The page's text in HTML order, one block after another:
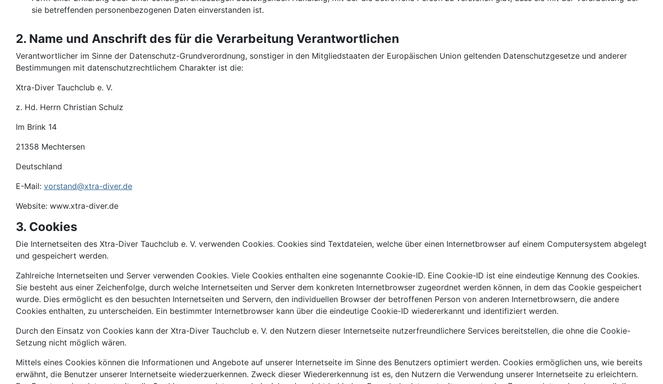
sie betreffenden personenbezogenen Daten einverstanden ist.
2. Name und Anschrift des für die Verarbeitung Verantwortlichen
Verantwortlicher im Sinne der Datenschutz-Grundverordnung, sonstiger in den Mitgliedstaaten der Europäischen Union geltenden Datenschutzgesetze und anderer
Bestimmungen mit datenschutzrechtlichem Charakter ist die:
Xtra-Diver Tauchclub e. V.
z. Hd. Herrn Christian Schulz
Im Brink 14
21358 Mechtersen
Deutschland
E-Mail: vorstand@xtra-diver.de
Website: www.xtra-diver.de
3. Cookies
Die Internetseiten des Xtra-Diver Tauchclub e. V. verwenden Cookies. Cookies sind Textdateien, welche über einen Internetbrowser auf einem Computersystem abgelegt
und gespeichert werden.
Zahlreiche Internetseiten und Server verwenden Cookies. Viele Cookies enthalten eine sogenannte Cookie-ID. Eine Cookie-ID ist eine eindeutige Kennung des Cookies.
Sie besteht aus einer Zeichenfolge, durch welche Internetseiten und Server dem konkreten Internetbrowser zugeordnet werden können, in dem das Cookie gespeichert
wurde. Dies ermöglicht es den besuchten Internetseiten und Servern, den individuellen Browser der betroffenen Person von anderen Internetbrowsern, die andere
Cookies enthalten, zu unterscheiden. Ein bestimmter Internetbrowser kann über die eindeutige Cookie-ID wiedererkannt und identifiziert werden.
Durch den Einsatz von Cookies kann der Xtra-Diver Tauchclub e. V. den Nutzern dieser Internetseite nutzerfreundlichere Services bereitstellen, die ohne die Cookie-
Setzung nicht möglich wären.
Mittels eines Cookies können die Informationen und Angebote auf unserer Internetseite im Sinne des Benutzers optimiert werden. Cookies ermöglichen uns, wie bereits
erwähnt, die Benutzer unserer Internetseite wiederzuerkennen. Zweck dieser Wiedererkennung ist es, den Nutzern die Verwendung unserer Internetseite zu erleichtern.